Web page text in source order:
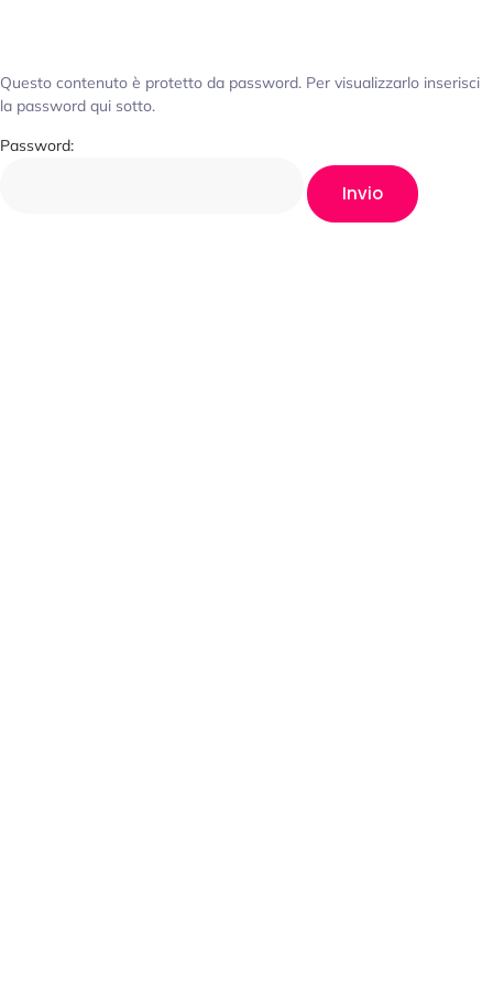
Questo contenuto è protetto da password. Per visualizzarlo inserisci
la password qui sotto.
Password: